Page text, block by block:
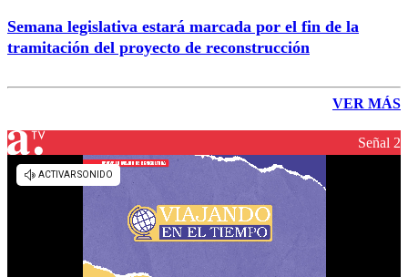
Semana legislativa estará marcada por el fin de la
tramitación del proyecto de reconstrucción
VER MÁS
Señal 2